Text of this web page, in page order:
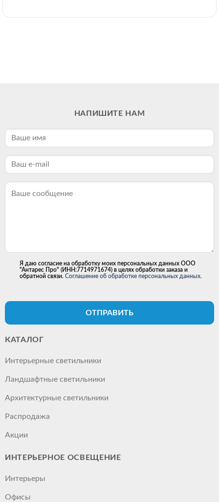
НАПИШИТЕ НАМ
Я даю согласие на обработку моих персональных данных ООО
"Антарес Про" (ИНН:7714971674) в целях обработки заказа и
обратной связи. Соглашение об обработке персональных данных.
ОТПРАВИТЬ
КАТАЛОГ
Интерьерные светильники
Ландшафтные светильники
Архитектурные светильники
Распродажа
Акции
ИНТЕРЬЕРНОЕ ОСВЕЩЕНИЕ
Интерьеры
Офисы